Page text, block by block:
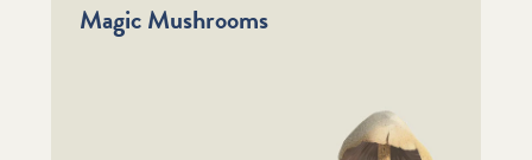
Magic Mushrooms